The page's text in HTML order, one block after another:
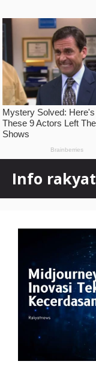
content
Info rakyat